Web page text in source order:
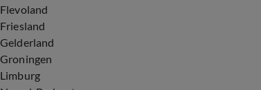
Flevoland
Friesland
Gelderland
Groningen
Limburg